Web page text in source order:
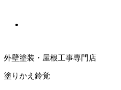
外壁塗装・屋根工事専門店
塗りかえ鈴覚